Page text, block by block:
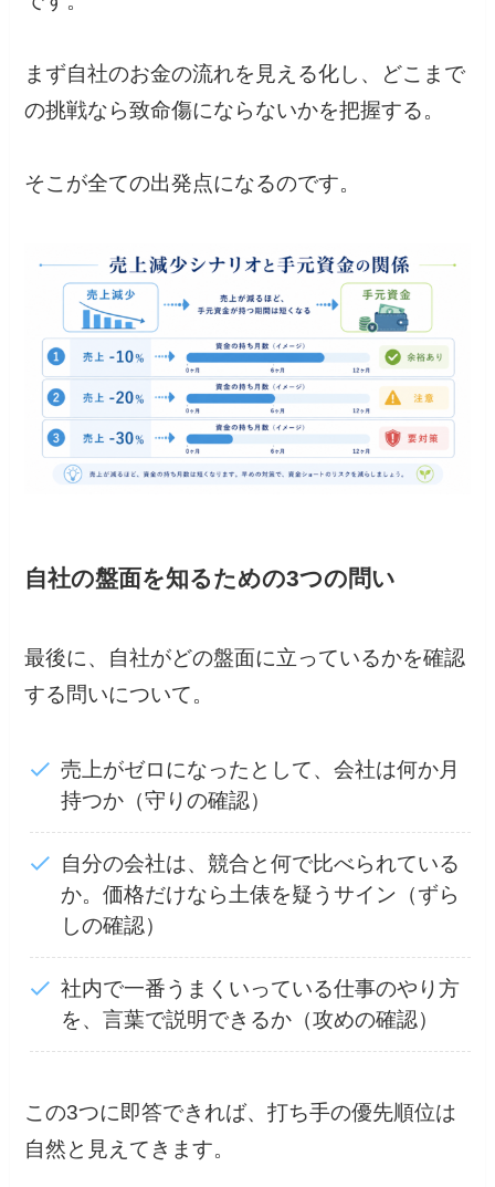
まず自社のお金の流れを見える化し、どこまで
の挑戦なら致命傷にならないかを把握する。
そこが全ての出発点になるのです。
自社の盤面を知るための3つの問い
最後に、自社がどの盤面に立っているかを確認
する問いについて。
売上がゼロになったとして、会社は何か月
持つか（守りの確認）
自分の会社は、競合と何で比べられている
か。価格だけなら土俵を疑うサイン（ずら
しの確認）
社内で一番うまくいっている仕事のやり方
を、言葉で説明できるか（攻めの確認）
この3つに即答できれば、打ち手の優先順位は
自然と見えてきます。